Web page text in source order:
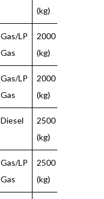
(kg)
Gas/LP
Gas
2000
(kg)
Gas/LP
Gas
2000
(kg)
Diesel
2500
(kg)
Gas/LP
Gas
2500
(kg)